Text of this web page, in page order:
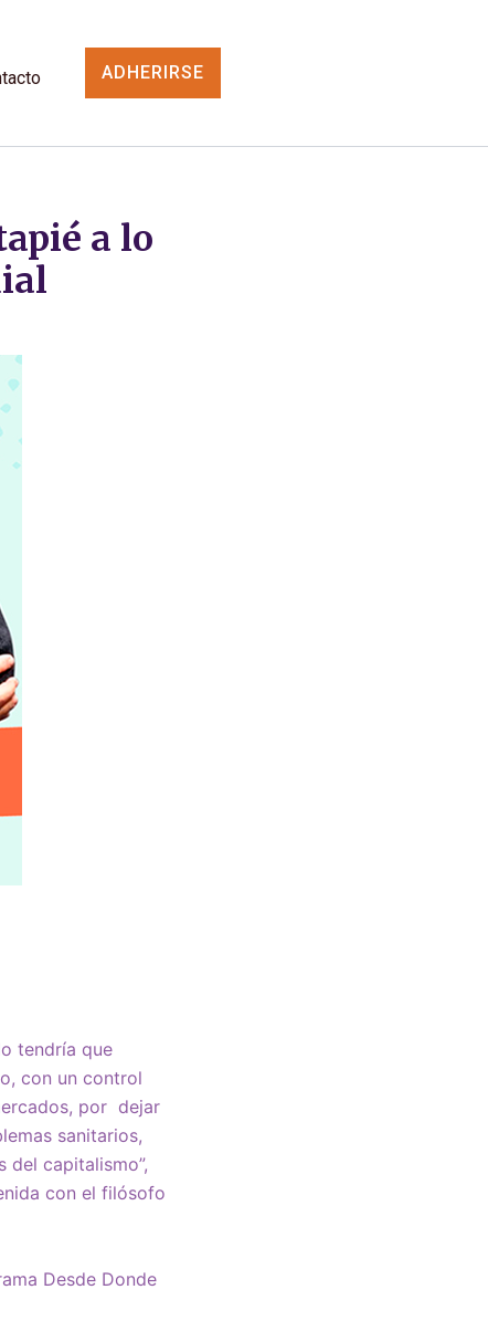
ADHERIRSE
a lo
tendría que
con un control
por dejar
sanitarios,
del capitalismo”,
con el filósofo
Desde Donde